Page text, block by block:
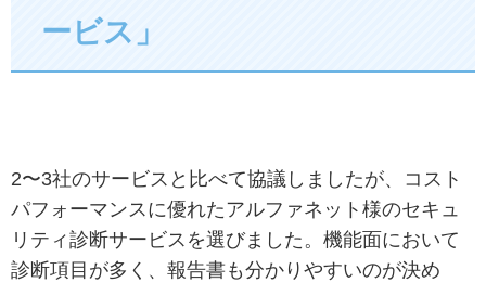
ービス」
2〜3社のサービスと比べて協議しましたが、コスト
パフォーマンスに優れたアルファネット様のセキュ
リティ診断サービスを選びました。機能面において
診断項目が多く、報告書も分かりやすいのが決め